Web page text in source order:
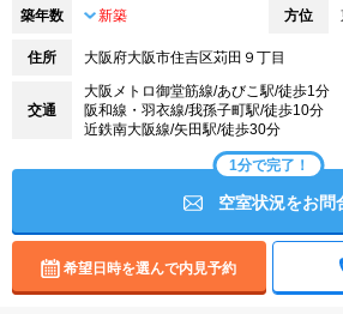
築年数 新築 方位
住所 大阪府大阪市住吉区苅田９丁目
交通
大阪メトロ御堂筋線/あびこ駅/徒歩1分
阪和線・羽衣線/我孫子町駅/徒歩10分
近鉄南大阪線/矢田駅/徒歩30分
1分で完了！
空室状況をお問
希望日時を選んで内見予約